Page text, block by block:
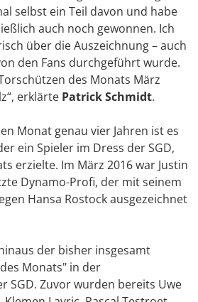
selbst ein Teil davon und habe
auch noch gewonnen. Ich
über die Auszeichnung – auch
den Fans durchgeführt wurde.
des Monats März
erklärte Patrick Schmidt.
Monat genau vier Jahren ist es
ein Spieler im Dress der SGD,
erzielte. Im März 2016 war Justin
Dynamo-Profi, der mit seinem
Hansa Rostock ausgezeichnet
der bisher insgesamt
Monats" in der
SGD. Zuvor wurden bereits Uwe